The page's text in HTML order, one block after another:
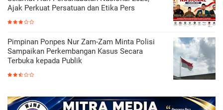
Ajak Perkuat Persatuan dan Etika Pers
Pimpinan Ponpes Nur Zam-Zam Minta Polisi
Sampaikan Perkembangan Kasus Secara
Terbuka kepada Publik